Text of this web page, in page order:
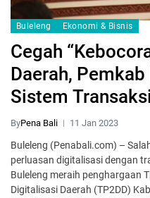
Buleleng Ekonomi & Bisnis
Cegah
Daerah,
Sistem
ByPena Bali 11 Jan 2023
Buleleng (Penabali.com) –
perluasan digitalisasi dengan
Buleleng meraih penghargaan
Digitalisasi Daerah (TP2DD)